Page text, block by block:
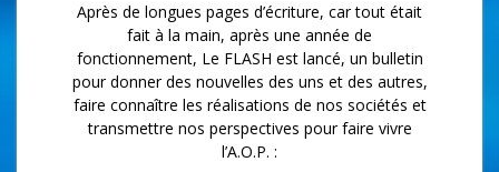
Après de longues pages d’écriture, car tout était
fait à la main, après une année de
fonctionnement, Le FLASH est lancé, un bulletin
pour donner des nouvelles des uns et des autres,
faire connaître les réalisations de nos sociétés et
transmettre nos perspectives pour faire vivre
l’A.O.P. :